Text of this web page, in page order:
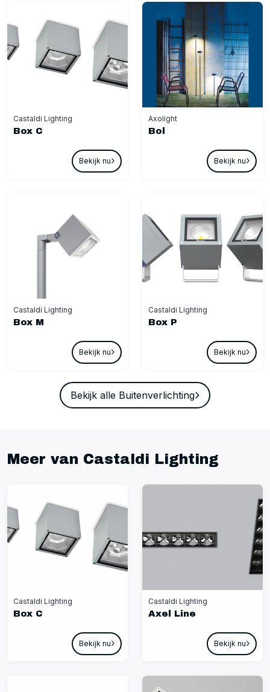
Castaldi Lighting
Box C
Bekijk nu
Axolight
Bol
Bekijk nu
Castaldi Lighting
Box M
Bekijk nu
Castaldi Lighting
Box P
Bekijk nu
Bekijk alle Buitenverlichting
Meer van Castaldi Lighting
Castaldi Lighting
Box C
Bekijk nu
Castaldi Lighting
Axel Line
Bekijk nu